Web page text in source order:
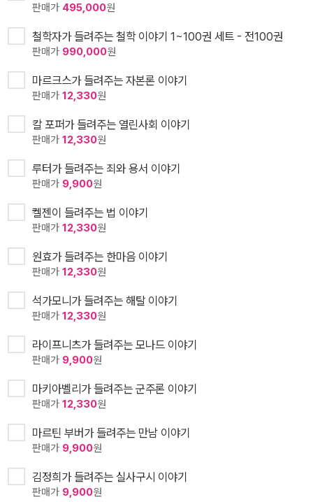
판매가 495,000원
철학자가 들려주는 철학 이야기 1~100권 세트 - 전100권
판매가 990,000원
마르크스가 들려주는 자본론 이야기
판매가 12,330원
칼 포퍼가 들려주는 열린사회 이야기
판매가 12,330원
루터가 들려주는 죄와 용서 이야기
판매가 9,900원
켈젠이 들려주는 법 이야기
판매가 12,330원
원효가 들려주는 한마음 이야기
판매가 12,330원
석가모니가 들려주는 해탈 이야기
판매가 12,330원
라이프니츠가 들려주는 모나드 이야기
판매가 9,900원
마키아벨리가 들려주는 군주론 이야기
판매가 12,330원
마르틴 부버가 들려주는 만남 이야기
판매가 9,900원
김정희가 들려주는 실사구시 이야기
판매가 9,900원